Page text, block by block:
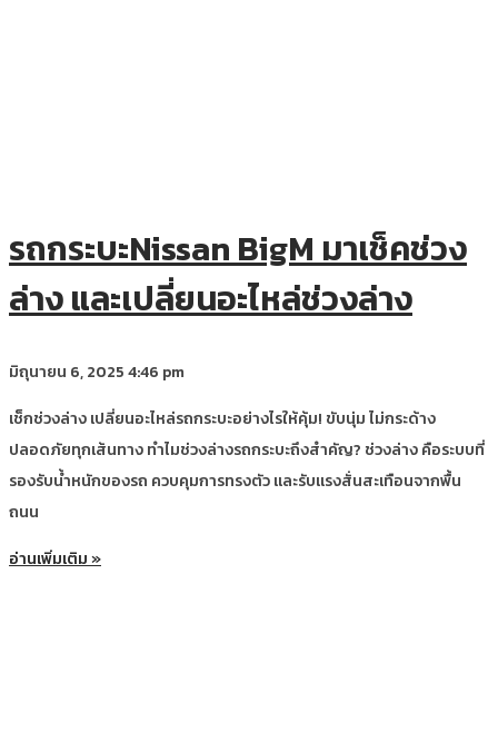
รถกระบะNissan BigM มาเช็คช่วง
ล่าง และเปลี่ยนอะไหล่ช่วงล่าง
มิถุนายน 6, 20254:46 pm
เช็กช่วงล่าง เปลี่ยนอะไหล่รถกระบะอย่างไรให้คุ้ม! ขับนุ่ม ไม่กระด้าง
ปลอดภัยทุกเส้นทาง ทำไมช่วงล่างรถกระบะถึงสำคัญ? ช่วงล่าง คือระบบที่
รองรับน้ำหนักของรถ ควบคุมการทรงตัว และรับแรงสั่นสะเทือนจากพื้น
ถนน
อ่านเพิ่มเติม »